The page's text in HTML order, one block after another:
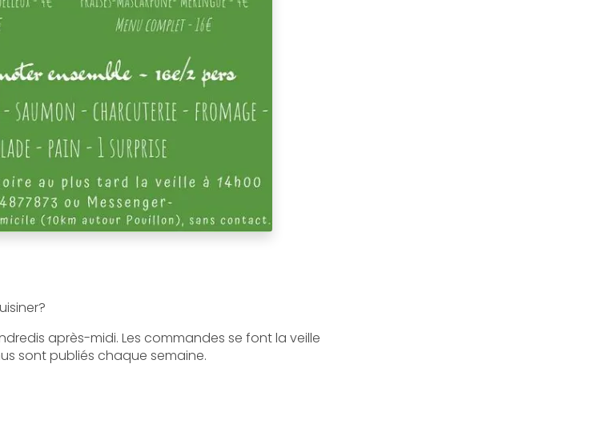
après-midi. Les commandes se font la veille
sont publiés chaque semaine.